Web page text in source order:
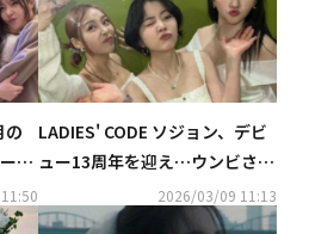
の
と
LADIES' CODE ソジョン、デビ
ュー13周年を迎え…ウンビさん
＆リセさんとの思い出の写真を
公開
2026/03/09 11:13